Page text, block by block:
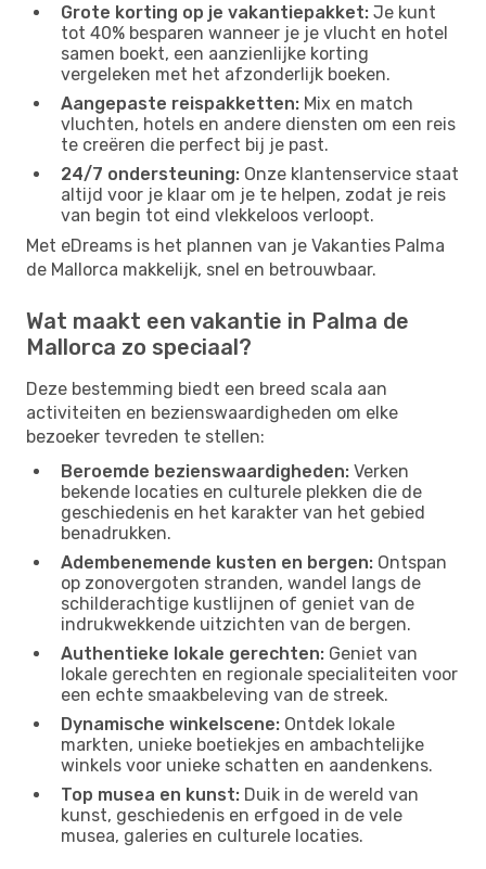
Grote korting op je vakantiepakket: Je kunt
tot 40% besparen wanneer je je vlucht en hotel
samen boekt, een aanzienlijke korting
vergeleken met het afzonderlijk boeken.
Aangepaste reispakketten: Mix en match
vluchten, hotels en andere diensten om een reis
te creëren die perfect bij je past.
24/7 ondersteuning: Onze klantenservice staat
altijd voor je klaar om je te helpen, zodat je reis
van begin tot eind vlekkeloos verloopt.
Met eDreams is het plannen van je Vakanties Palma
de Mallorca makkelijk, snel en betrouwbaar.
Wat maakt een vakantie in Palma de
Mallorca zo speciaal?
Deze bestemming biedt een breed scala aan
activiteiten en bezienswaardigheden om elke
bezoeker tevreden te stellen:
Beroemde bezienswaardigheden: Verken
bekende locaties en culturele plekken die de
geschiedenis en het karakter van het gebied
benadrukken.
Adembenemende kusten en bergen: Ontspan
op zonovergoten stranden, wandel langs de
schilderachtige kustlijnen of geniet van de
indrukwekkende uitzichten van de bergen.
Authentieke lokale gerechten: Geniet van
lokale gerechten en regionale specialiteiten voor
een echte smaakbeleving van de streek.
Dynamische winkelscene: Ontdek lokale
markten, unieke boetiekjes en ambachtelijke
winkels voor unieke schatten en aandenkens.
Top musea en kunst: Duik in de wereld van
kunst, geschiedenis en erfgoed in de vele
musea, galeries en culturele locaties.